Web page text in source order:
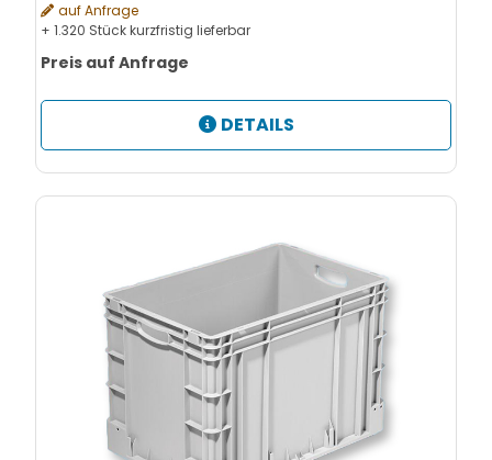
auf Anfrage
+ 1.320 Stück kurzfristig lieferbar
Preis auf Anfrage
DETAILS